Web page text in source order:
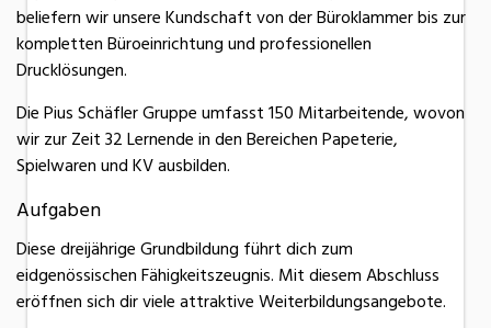
beliefern wir unsere Kundschaft von der Büroklammer bis zur
kompletten Büroeinrichtung und professionellen
Drucklösungen.
Die Pius Schäfler Gruppe umfasst 150 Mitarbeitende, wovon
wir zur Zeit 32 Lernende in den Bereichen Papeterie,
Spielwaren und KV ausbilden.
Aufgaben
Diese dreijährige Grundbildung führt dich zum
eidgenössischen Fähigkeitszeugnis. Mit diesem Abschluss
eröffnen sich dir viele attraktive Weiterbildungsangebote.